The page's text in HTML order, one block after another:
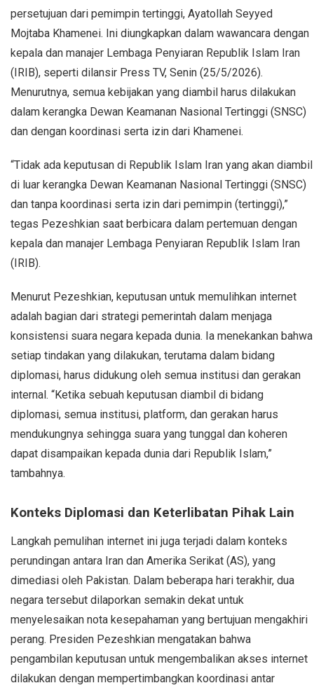
persetujuan dari pemimpin tertinggi, Ayatollah Seyyed
Mojtaba Khamenei. Ini diungkapkan dalam wawancara dengan
kepala dan manajer Lembaga Penyiaran Republik Islam Iran
(IRIB), seperti dilansir Press TV, Senin (25/5/2026).
Menurutnya, semua kebijakan yang diambil harus dilakukan
dalam kerangka Dewan Keamanan Nasional Tertinggi (SNSC)
dan dengan koordinasi serta izin dari Khamenei.
“Tidak ada keputusan di Republik Islam Iran yang akan diambil
di luar kerangka Dewan Keamanan Nasional Tertinggi (SNSC)
dan tanpa koordinasi serta izin dari pemimpin (tertinggi),”
tegas Pezeshkian saat berbicara dalam pertemuan dengan
kepala dan manajer Lembaga Penyiaran Republik Islam Iran
(IRIB).
Menurut Pezeshkian, keputusan untuk memulihkan internet
adalah bagian dari strategi pemerintah dalam menjaga
konsistensi suara negara kepada dunia. Ia menekankan bahwa
setiap tindakan yang dilakukan, terutama dalam bidang
diplomasi, harus didukung oleh semua institusi dan gerakan
internal. “Ketika sebuah keputusan diambil di bidang
diplomasi, semua institusi, platform, dan gerakan harus
mendukungnya sehingga suara yang tunggal dan koheren
dapat disampaikan kepada dunia dari Republik Islam,”
tambahnya.
Konteks Diplomasi dan Keterlibatan Pihak Lain
Langkah pemulihan internet ini juga terjadi dalam konteks
perundingan antara Iran dan Amerika Serikat (AS), yang
dimediasi oleh Pakistan. Dalam beberapa hari terakhir, dua
negara tersebut dilaporkan semakin dekat untuk
menyelesaikan nota kesepahaman yang bertujuan mengakhiri
perang. Presiden Pezeshkian mengatakan bahwa
pengambilan keputusan untuk mengembalikan akses internet
dilakukan dengan mempertimbangkan koordinasi antar